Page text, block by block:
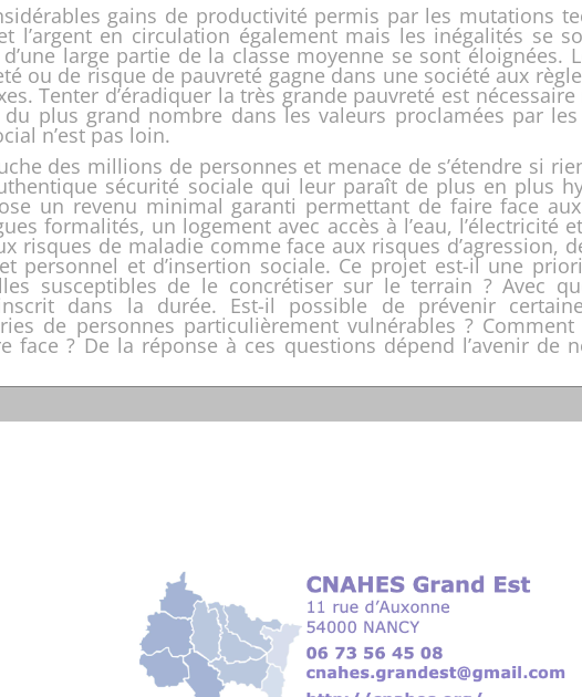
gains de productivité permis par les mutations
l’argent en circulation également mais les inégalités se
large partie de la classe moyenne se sont éloignées.
ou de risque de pauvreté gagne dans une société aux
Tenter d’éradiquer la très grande pauvreté est
plus grand nombre dans les valeurs proclamées par les
n’est pas loin.
des millions de personnes et menace de s’étendre si
sécurité sociale qui leur paraît de plus en plus
un revenu minimal garanti permettant de faire face
formalités, un logement avec accès à l’eau, l’électricité
de maladie comme face aux risques d’agression,
personnel et d’insertion sociale. Ce projet est-il une
susceptibles de le concrétiser sur le terrain ? Avec
dans la durée. Est-il possible de prévenir
de personnes particulièrement vulnérables ? Comment
? De la réponse à ces questions dépend l’avenir de